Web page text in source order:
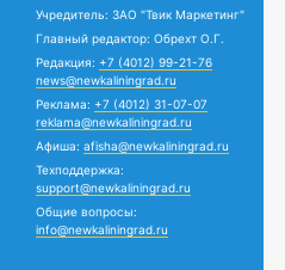
Учредитель: ЗАО "Твик Маркетинг"
Главный редактор: Обрехт О.Г.
Редакция: +7 (4012) 99-21-76
news@newkaliningrad.ru
Реклама: +7 (4012) 31-07-07
reklama@newkaliningrad.ru
Афиша: afisha@newkaliningrad.ru
Техподдержка:
support@newkaliningrad.ru
Общие вопросы:
info@newkaliningrad.ru